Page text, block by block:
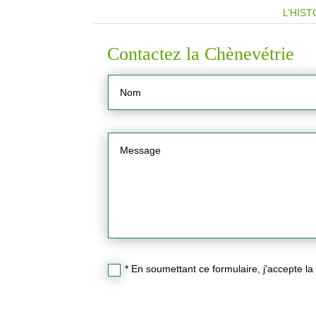
Contactez la Chènevétrie
* En soumettant ce formulaire, j'accepte